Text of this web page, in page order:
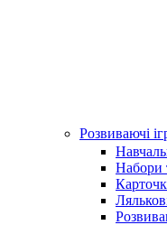
Розвиваючі
Набори